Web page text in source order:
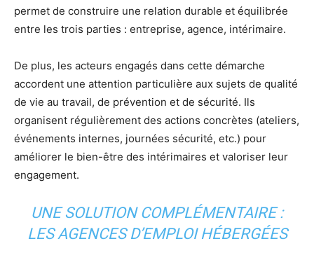
permet de construire une relation durable et équilibrée
entre les trois parties : entreprise, agence, intérimaire.
De plus, les acteurs engagés dans cette démarche
accordent une attention particulière aux sujets de qualité
de vie au travail, de prévention et de sécurité. Ils
organisent régulièrement des actions concrètes (ateliers,
événements internes, journées sécurité, etc.) pour
améliorer le bien-être des intérimaires et valoriser leur
engagement.
UNE SOLUTION COMPLÉMENTAIRE :
LES AGENCES D’EMPLOI HÉBERGÉES